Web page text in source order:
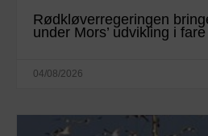
Rødkløverregeringen
under Mors’ udvikling i fare
04/08/2026